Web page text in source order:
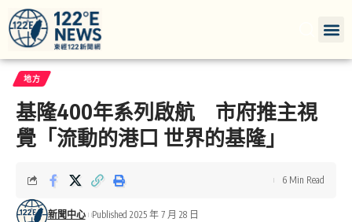
地方
基隆400年系列啟航 市府推主視
覺「流動的港口 世界的基隆」
新聞中心 Published 2025 年 7 月 28 日
6 Min Read